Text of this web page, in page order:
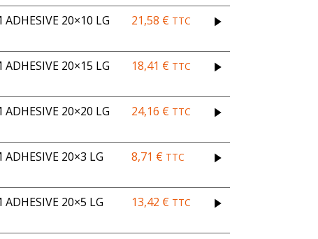
20×10 LG
21,58 € TTC
20×15 LG
18,41 € TTC
20×20 LG
24,16 € TTC
20×3 LG
8,71 € TTC
20×5 LG
13,42 € TTC